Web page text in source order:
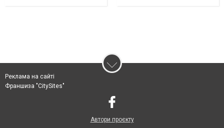
Реклама на сайті
Франшиза "CitySites"
Автори проєкту